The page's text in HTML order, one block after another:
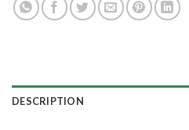
DESCRIPTION